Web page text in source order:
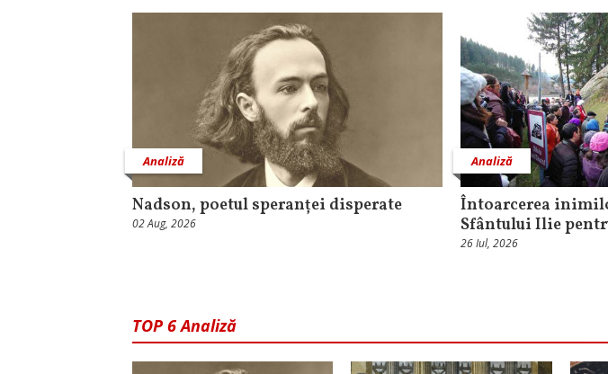
Analiză
Nadson, poetul speranței disperate
02 Aug, 2026
Analiză
Întoarcerea
Sfântului Ilie
26 Iul, 2026
TOP 6 Analiză